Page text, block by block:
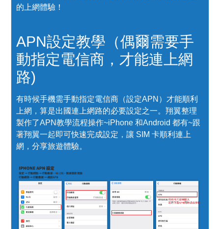
的上網體驗！
APN設定教學（偶爾需要手
動指定電信商，才能連上網
路)
有時候手機需手動指定電信商（設定APN）才能順利
上網，算是出國連上網路的必要設定之一。翔翼整理
製作了APN教學流程操作~iPhone 和Android 都有~跟
著翔翼一起即可快速完成設定，讓 SIM 卡順利連上
網，分享旅遊體驗。